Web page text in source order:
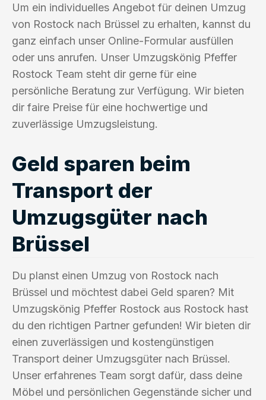
Um ein individuelles Angebot für deinen Umzug
von Rostock nach Brüssel zu erhalten, kannst du
ganz einfach unser Online-Formular ausfüllen
oder uns anrufen. Unser Umzugskönig Pfeffer
Rostock Team steht dir gerne für eine
persönliche Beratung zur Verfügung. Wir bieten
dir faire Preise für eine hochwertige und
zuverlässige Umzugsleistung.
Geld sparen beim
Transport der
Umzugsgüter nach
Brüssel
Du planst einen Umzug von Rostock nach
Brüssel und möchtest dabei Geld sparen? Mit
Umzugskönig Pfeffer Rostock aus Rostock hast
du den richtigen Partner gefunden! Wir bieten dir
einen zuverlässigen und kostengünstigen
Transport deiner Umzugsgüter nach Brüssel.
Unser erfahrenes Team sorgt dafür, dass deine
Möbel und persönlichen Gegenstände sicher und